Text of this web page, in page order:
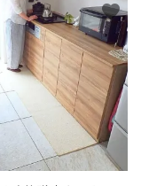
favorite